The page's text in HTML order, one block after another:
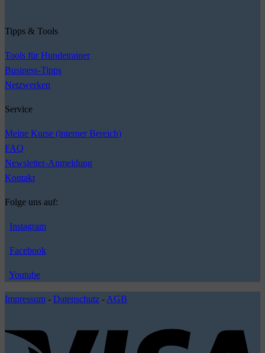
Tipps & Tools
Tools für Hundetrainer
Business-Tipps
Netzwerken
Service
Meine Kurse (interner Bereich)
FAQ
Newsletter-Anmeldung
Kontakt
Folge uns auf:
Instagram
Facebook
Youtube
Impressum - Datenschutz - AGB